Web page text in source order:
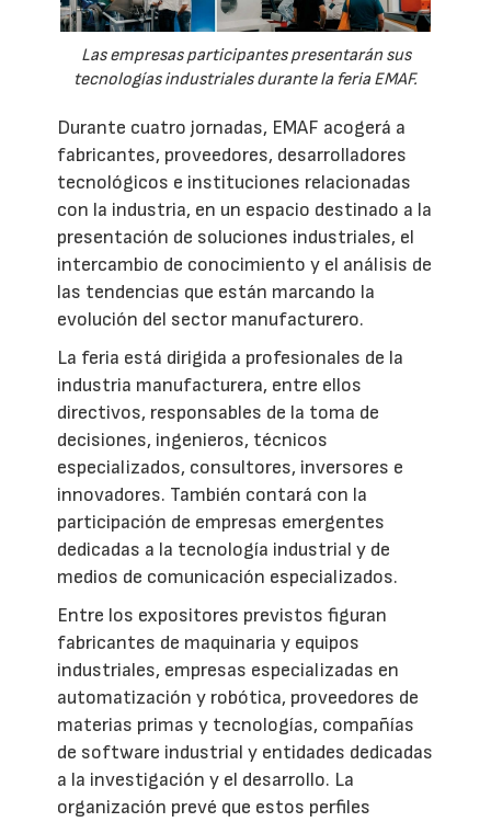
Las empresas participantes presentarán sus
tecnologías industriales durante la feria EMAF.
Durante cuatro jornadas, EMAF acogerá a
fabricantes, proveedores, desarrolladores
tecnológicos e instituciones relacionadas
con la industria, en un espacio destinado a la
presentación de soluciones industriales, el
intercambio de conocimiento y el análisis de
las tendencias que están marcando la
evolución del sector manufacturero.
La feria está dirigida a profesionales de la
industria manufacturera, entre ellos
directivos, responsables de la toma de
decisiones, ingenieros, técnicos
especializados, consultores, inversores e
innovadores. También contará con la
participación de empresas emergentes
dedicadas a la tecnología industrial y de
medios de comunicación especializados.
Entre los expositores previstos figuran
fabricantes de maquinaria y equipos
industriales, empresas especializadas en
automatización y robótica, proveedores de
materias primas y tecnologías, compañías
de software industrial y entidades dedicadas
a la investigación y el desarrollo. La
organización prevé que estos perfiles